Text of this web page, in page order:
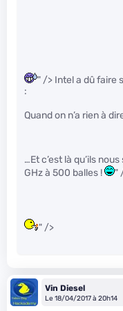
" /> Intel a dû faire
:
Quand on n’a rien à
…Et c’est là qu’ils
GHz à 500 balles !
"
" />
Vin Diesel
Le 18/04/2017 à 20h14